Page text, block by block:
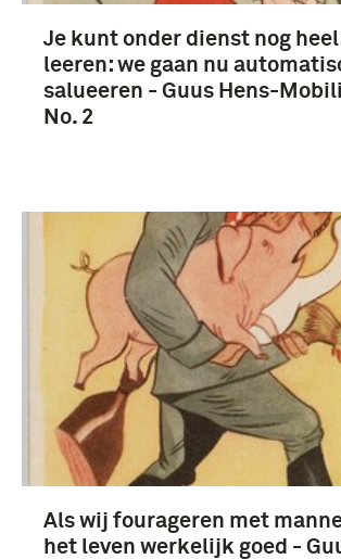
Je kunt onder dienst nog
leeren: we gaan nu
salueeren - Guus Hens-
No. 2
Als wij fourageren met
het leven werkelijk goed -